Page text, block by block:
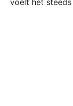
voelt het